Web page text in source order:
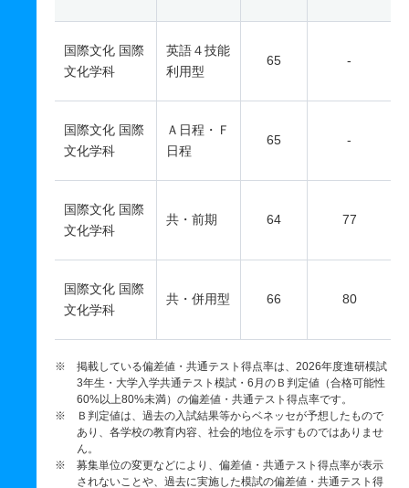
国際文化 国際
文化学科
英語４技能
利用型
65 -
国際文化 国際
文化学科
Ａ日程・Ｆ
日程
65 -
国際文化 国際
文化学科
共・前期 64 77
国際文化 国際
文化学科
共・併用型 66 80
※ 掲載している偏差値・共通テスト得点率は、2026年度進研模試
3年生・大学入学共通テスト模試・6月のＢ判定値（合格可能性
60%以上80%未満）の偏差値・共通テスト得点率です。
※ Ｂ判定値は、過去の入試結果等からベネッセが予想したもので
あり、各学校の教育内容、社会的地位を示すものではありませ
ん。
※ 募集単位の変更などにより、偏差値・共通テスト得点率が表示
されないことや、過去に実施した模試の偏差値・共通テスト得